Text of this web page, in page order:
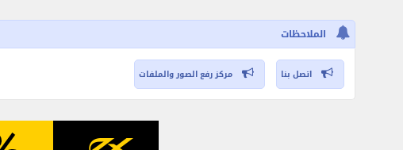
الملاحظات
اتصل بنا مركز رفع الصور والملفات